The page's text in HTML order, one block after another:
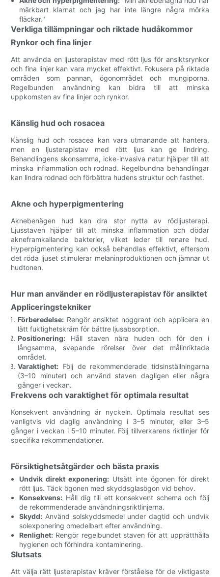
märkbart klarnat och jag har inte längre några mörka
fläckar."
Verkliga tillämpningar och riktade hudåkommor
Rynkor och fina linjer
Att använda en ljusterapistav med rött ljus för ansiktsrynkor
och fina linjer kan vara mycket effektivt. Fokusera på riktade
områden som pannan, ögonområdet och mungiporna.
Regelbunden användning kan bidra till att minska
uppkomsten av fina linjer och rynkor.
Känslig hud och rosacea
Känslig hud och rosacea kan vara utmanande att hantera,
men en ljusterapistav med rött ljus kan ge lindring.
Behandlingens skonsamma, icke-invasiva natur hjälper till att
minska inflammation och rodnad. Regelbundna behandlingar
kan lindra rodnad och förbättra hudens struktur och fasthet.
Akne och hyperpigmentering
Aknebenägen hud kan dra stor nytta av rödljusterapi.
Ljusstaven hjälper till att minska inflammation och dödar
akneframkallande bakterier, vilket leder till renare hud.
Hyperpigmentering kan också behandlas effektivt, eftersom
det röda ljuset stimulerar melaninproduktionen och jämnar ut
hudtonen.
Hur man använder en rödljusterapistav för ansiktet
Appliceringstekniker
Förberedelse: Rengör ansiktet noggrant och applicera en
lätt fuktighetskräm för bättre ljusabsorption.
Positionering: Håll staven nära huden och för den i
långsamma, svepande rörelser över det målinriktade
området.
Varaktighet: Följ de rekommenderade tidsinställningarna
(3–10 minuter) och använd staven dagligen eller några
gånger i veckan.
Frekvens och varaktighet för optimala resultat
Konsekvent användning är nyckeln. Optimala resultat ses
vanligtvis vid daglig användning i 3–5 minuter, eller 3–5
gånger i veckan i 5–10 minuter. Följ tillverkarens riktlinjer för
specifika rekommendationer.
Försiktighetsåtgärder och bästa praxis
Undvik direkt exponering: Utsätt inte ögonen för direkt
rött ljus. Täck ögonen med skyddsglasögon vid behov.
Konsekvens: Håll dig till ett konsekvent schema och följ
de rekommenderade användningsriktlinjerna.
Skydd: Använd solskyddsmedel under dagtid och undvik
solexponering omedelbart efter användning.
Renlighet: Rengör regelbundet staven för att upprätthålla
hygienen och förhindra kontaminering.
Slutsats
Att välja rätt ljusterapistav kräver förståelse för de viktigaste